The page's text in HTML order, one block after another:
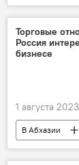
Аслан Бжания
Торговые
Россия
бизнесе
1 августа
В Абхазии
Абхазия